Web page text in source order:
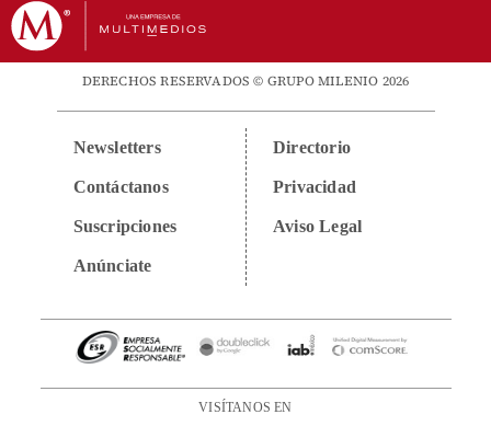
DERECHOS RESERVADOS © GRUPO MILENIO 2026
Newsletters
Contáctanos
Suscripciones
Anúnciate
Directorio
Privacidad
Aviso Legal
VISÍTANOS EN